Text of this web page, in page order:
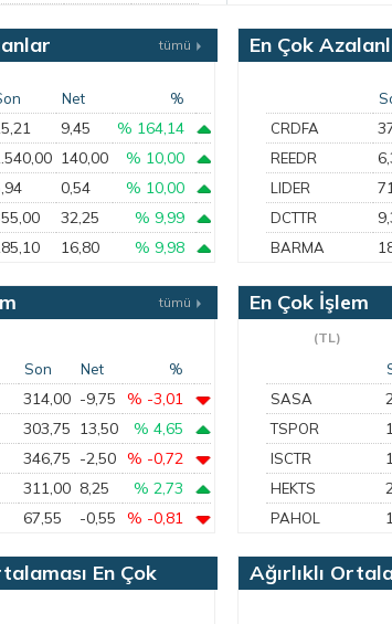
tümü
Net
%
9,45 % 164,14
140,00 % 10,00
0,54 % 10,00
32,25 % 9,99
16,80 % 9,98
En Çok
CRDFA
REEDR
LIDER
DCTTR
BARMA
tümü
Son Net
%
314,00 -9,75 % -3,01
303,75 13,50 % 4,65
346,75 -2,50 % -0,72
311,00 8,25 % 2,73
67,55 -0,55 % -0,81
En Çok İşlem
(TL)
SASA
TSPOR
ISCTR
HEKTS
PAHOL
En Çok
Ağırlıklı